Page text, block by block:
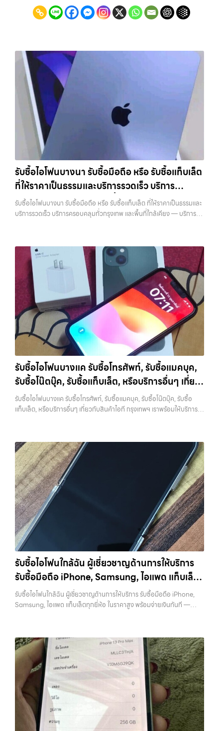
รับซื้อไอโฟนบางนา รับซื้อมือถือ หรือ รับซื้อแท็บเล็ต
ที่ให้ราคาเป็นธรรมและบริการรวดเร็ว บริการ
ครอบคลุมทั่วกรุงเทพ และพื้นที่ใกล้เคียง
รับซื้อไอโฟนบางนา รับซื้อมือถือ หรือ รับซื้อแท็บเล็ต ที่ให้ราคาเป็นธรรมและ
บริการรวดเร็ว บริการครอบคลุมทั่วกรุงเทพ และพื้นที่ใกล้เคียง — บริการรับ
รามอินทรา รับซื้อไอโฟนบางนา — รับซื้อมือถือ หรือ รับซื้อแท็บเล็ต ที่ให้
ราคาเป็นธรรมและบริการรวดเร็ว บริการครอบคลุมทั่วกรุงเทพ และพื้นที่ใกล้
เคียง รับซื้อไอโฟนบางนา รับซื้อมือถือ หรือ รับซื้อแท็บเล็ต ที่ให้ราคาเป็น
ธรรมและบริการรวดเร็ว บริการครอบคลุมทั่วกรุงเทพ และพื้นที่ใกล้เคียง รับ
ซื้อ iPhone… รับซื้อไอโฟนบางนา รับซื้อ iPhone ทุกรุ่น ให้ราคาสูง พร้อม
จ่ายเงินทันที ประสบการณ์เหนือระดับกับการ รับซื้อไอโฟน, รับซื้อไอ
แพด, รับซื้อมือถือ ยินดีต้อนรับสู่ “รับซื้อขายมือถือ.com” เว็บไซต์ที่คุณไว้
วางใจได้ สำหรับบริการ รับซื้อ มือถือ iPhone, Samsung, iPad, แท็บเล็ต
ทุกยี่ห้อ ให้ราคาสูง พร้อมจ่ายเงินทันที ครอบคลุมพื้นที่ ลาดพร้าว, รัชดา,
บางรัก, แจ้งวัฒนะ, บางแค, วัชรพล, รามอินทรา และเขตกรุงเทพฯ ใกล้ “ใกล้
ฉัน” ที่สุด ในยุคที่สมาร์ทโฟน แท็บเล็ต และอุปกรณ์ไอทีใหม่ๆ เปลี่ยนรุ่นกัน
แทบทุกช่วงเวลา อุปกรณ์ที่คุณใช้แล้วอาจกลายเป็นของที่ไม่ได้ใช้งานอยู่
เฉยๆ เว็บไซต์ของเราจึงเกิดขึ้นเพื่อเป็นทางเลือกให้คุณสามารถเปลี่ยน
อุปกรณ์ที่ไม่ใช้แล้วให้กลายเป็นเงินสดได้ทันที ด้วยบริการ รับซื้อไอโฟน, รับ
ซื้อไอแพด, รับซื้อมือถือ, รับซื้อโทรศัพท์, รับซื้อโน๊ตบุ๊ค, รับซื้อแท็บเล็ต, รับ
ซื้อสินค้าไอทีกรุงเทพมหานคร อย่างครบวงจร ไม่ว่าคุณจะอยู่โซนเมืองหรือ
เขตชานเมือง เรามีทีมงานพร้อมให้บริการถึงที่ในพื้นที่ “ใกล้ ฉัน” เพื่อความ
เปลี่ยนรุ่น หรือต้องการเงินด่วน เราจึงมอบบริการประเมินสภาพเครื่อง ฟรี
ปราบปรามความยุ่งยากทั้งหลาย โดยเน้น โปร่งใส มั่นใจได้ และจ่ายเงินทันที
เมื่อตกลงซื้อขายสำเร็จ บริการของเราครอบคลุมทั้ง iPhone สายใหม่-เก่า,
Samsung ทุกรุ่น, iPad และแท็บเล็ตทุกแบรนด์ เรารับถึงแม้จะอยู่ในสภาพ
ใช้งานแล้ว ตกแต่งแล้ว หรือมีรอยบ้าง เพราะมูลค่าของเครื่องไม่ได้ขึ้นอยู่แค่
ยี่ห้อ แต่ขึ้นอยู่กับสภาพจริง ความครบชุด และความสะดวกในการขายของ
คุณ เราจึงตั้งใจให้บริการในเขต ลาดพร้าว, รัชดา, บางรัก, แจ้งวัฒนะ,
บางแค, วัชรพล, รามอินทรา, บางนา, บางพลี, เกษตรนวมินทร์, เสนานิคม,
วังหิน อย่างเต็มที่ ไม่ว่าคุณจะค้นหาคำว่า “รับซื้อมือถือใกล้ฉัน”, “รับซื้อ
โทรศัพท์มือสองกรุงเทพ”, “ขาย iPad ได้ราคา”, “รับซื้อแท็บเล็ต กรุงเทพ
ถึงที่”, หรือ “รับซื้อ Samsung มือสอง ราคาสูง” — ที่นี่คือคำตอบ เพราะ
บริการของเรามุ่งตรงให้คุณได้รับราคาและความสะดวกสบายที่เหนือกว่า
เลือกเราแล้วคุณจะได้บริการที่คุณไว้วางใจ พร้อมทีมงานที่พร้อมอำนวย
ความสะดวก นัดรับถึงที่ ตรวจสภาพอย่างมืออาชีพ และจ่ายเงินทันที
ทั้งหมดนี้เพื่อให้การขายอุปกรณ์ของคุณเป็นเรื่องง่ายขึ้น ดีกว่า รวดเร็วกว่า
และคุ้มค่ากว่า ทำไมต้องเลือกเรา ผู้เชี่ยวชาญด้านการให้บริการ รับซื้อมือถือ
iPhone, Samsung, ไอแพด แท็บเล็ตทุกยี่ห้อ ในราคาสูง พร้อมจ่ายเงิน
วังหินไม่ว่าคุณจะต้องการ รับซื้อโทรศัพท์, รับซื้อแมคบุค, รับซื้อโน๊ตบุ๊ค, รับ
ซื้อแท็บเล็ต, หรือบริการอื่นๆ เกี่ยวกับสินค้าไอที กรุงเทพฯ – เราพร้อมให้
บริการครบวงจร บริการของเรา เราให้บริการแบบครบวงจรสำหรับลูกค้าที่
ต้องการขายอุปกรณ์ไอที ไม่ว่าจะเป็น: รับซื้อไอโฟน ทุกรุ่น ทั้งเครื่องใหม่และ
เครื่องใช้งานแล้ว รับซื้อไอแพด แท็บเล็ต…
รับซื้อไอโฟนบางแค รับซื้อโทรศัพท์, รับซื้อแมคบุค,
รับซื้อโน๊ตบุ๊ค, รับซื้อแท็บเล็ต, หรือบริการอื่นๆ เกี่ยว
กับสินค้าไอที กรุงเทพฯ เราพร้อมให้บริการครบวงจร
รับซื้อไอโฟนบางแค รับซื้อโทรศัพท์, รับซื้อแมคบุค, รับซื้อโน๊ตบุ๊ค, รับซื้อ
แท็บเล็ต, หรือบริการอื่นๆ เกี่ยวกับสินค้าไอที กรุงเทพฯ เราพร้อมให้บริการ
บางแค วัชรพล รามอินทรา รับซื้อไอโฟนบางแค — รับซื้อโทรศัพท์, รับซื้อแม
คบุค, รับซื้อโน๊ตบุ๊ค, รับซื้อแท็บเล็ต, หรือบริการอื่นๆ เกี่ยวกับสินค้าไอที
กรุงเทพฯ เราพร้อมให้บริการครบวงจร รับซื้อไอโฟนบางแค รับซื้อโทรศัพท์,
รับซื้อแมคบุค, รับซื้อโน๊ตบุ๊ค, รับซื้อแท็บเล็ต, หรือบริการอื่นๆ เกี่ยวกับสินค้า
ไอที กรุงเทพฯ เราพร้อมให้บริการครบวงจร… รับซื้อไอโฟนบางแค รับซื้อ
iPad และแท็บเล็ตทุกแบรนด์ ทุกสภาพ — ขอขายง่าย ได้เงินเร็ว
ประสบการณ์เหนือระดับกับการ รับซื้อไอโฟน, รับซื้อไอแพด, รับซื้อมือถือ
ยินดีต้อนรับสู่ “รับซื้อขายมือถือ.com” เว็บไซต์ที่คุณไว้วางใจได้ สำหรับ
บริการ รับซื้อ มือถือ iPhone, Samsung, iPad, แท็บเล็ต ทุกยี่ห้อ ให้ราคา
สูง พร้อมจ่ายเงินทันที ครอบคลุมพื้นที่ ลาดพร้าว, รัชดา, บางรัก,
แจ้งวัฒนะ, บางแค, วัชรพล, รามอินทรา และเขตกรุงเทพฯ ใกล้ “ใกล้ ฉัน”
ที่สุด ในยุคที่สมาร์ทโฟน แท็บเล็ต และอุปกรณ์ไอทีใหม่ๆ เปลี่ยนรุ่นกันแทบ
ทุกช่วงเวลา อุปกรณ์ที่คุณใช้แล้วอาจกลายเป็นของที่ไม่ได้ใช้งานอยู่เฉยๆ
เว็บไซต์ของเราจึงเกิดขึ้นเพื่อเป็นทางเลือกให้คุณสามารถเปลี่ยนอุปกรณ์ที่
ไม่ใช้แล้วให้กลายเป็นเงินสดได้ทันที ด้วยบริการ รับซื้อไอโฟน, รับซื้อไอแพด,
รับซื้อมือถือ, รับซื้อโทรศัพท์, รับซื้อโน๊ตบุ๊ค, รับซื้อแท็บเล็ต, รับซื้อสินค้าไอที
กรุงเทพมหานคร อย่างครบวงจร ไม่ว่าคุณจะอยู่โซนเมืองหรือเขตชานเมือง
แค่เครื่องใช้ไฟฟ้า แต่เป็นทรัพย์สินที่มีมูลค่า คุณอาจต้องการเปลี่ยนรุ่น หรือ
ต้องการเงินด่วน เราจึงมอบบริการประเมินสภาพเครื่อง ฟรี ปราบปราม
ความยุ่งยากทั้งหลาย โดยเน้น โปร่งใส มั่นใจได้ และจ่ายเงินทันทีเมื่อตกลง
ซื้อขายสำเร็จ บริการของเราครอบคลุมทั้ง iPhone สายใหม่-เก่า,
Samsung ทุกรุ่น, iPad และแท็บเล็ตทุกแบรนด์ เรารับถึงแม้จะอยู่ในสภาพ
ใช้งานแล้ว ตกแต่งแล้ว หรือมีรอยบ้าง เพราะมูลค่าของเครื่องไม่ได้ขึ้นอยู่แค่
ยี่ห้อ แต่ขึ้นอยู่กับสภาพจริง ความครบชุด และความสะดวกในการขายของ
คุณ เราจึงตั้งใจให้บริการในเขต ลาดพร้าว, รัชดา, บางรัก, แจ้งวัฒนะ,
บางแค, วัชรพล, รามอินทรา, บางนา, บางพลี, เกษตรนวมินทร์, เสนานิคม,
รับซื้อไอโฟนใกล้ฉัน ผู้เชี่ยวชาญด้านการให้บริการ
รับซื้อมือถือ iPhone, Samsung, ไอแพด แท็บเล็ต
ทุกยี่ห้อ ในราคาสูง พร้อมจ่ายเงินทันที
รับซื้อไอโฟนใกล้ฉัน ผู้เชี่ยวชาญด้านการให้บริการ รับซื้อมือถือ iPhone,
Samsung, ไอแพด แท็บเล็ตทุกยี่ห้อ ในราคาสูง พร้อมจ่ายเงินทันที —
วัชรพล รามอินทรา รับซื้อไอโฟนใกล้ฉัน — ผู้เชี่ยวชาญด้านการให้บริการ รับ
ซื้อมือถือ iPhone, Samsung, ไอแพด แท็บเล็ตทุกยี่ห้อ ในราคาสูง พร้อม
จ่ายเงินทันที รับซื้อไอโฟนใกล้ฉัน ผู้เชี่ยวชาญด้านการให้บริการ รับซื้อมือถือ
iPhone, Samsung, ไอแพด แท็บเล็ตทุกยี่ห้อ ในราคาสูง พร้อมจ่ายเงิน
ทันที รับซื้อ iPad… รับซื้อไอโฟนใกล้ฉัน รับซื้อ iPad และแท็บเล็ตทุกแบรนด์
ทุกสภาพ — ขอขายง่าย ได้เงินเร็ว ประสบการณ์เหนือระดับกับการ รับซื้อ
ไอโฟน, รับซื้อไอแพด, รับซื้อมือถือ ยินดีต้อนรับสู่ “รับซื้อขายมือถือ.com”
เว็บไซต์ที่คุณไว้วางใจได้ สำหรับบริการ รับซื้อ มือถือ iPhone, Samsung,
iPad, แท็บเล็ต ทุกยี่ห้อ ให้ราคาสูง พร้อมจ่ายเงินทันที ครอบคลุมพื้นที่